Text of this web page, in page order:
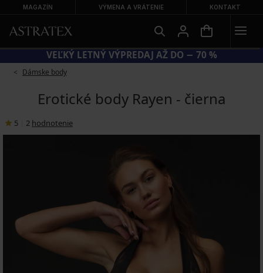
MAGAZÍN VÝMENA A VRÁTENIE KONTAKT
KÓD BRA20 = PODPRSENKY −20 %
Dámske body
Erotické body Rayen - čierna
5 2 hodnotenie